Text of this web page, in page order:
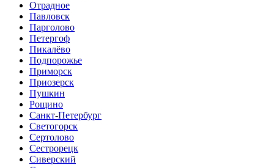
Отрадное
Павловск
Парголово
Петергоф
Пикалёво
Подпорожье
Приморск
Приозерск
Пушкин
Рощино
Санкт-Петербург
Светогорск
Сертолово
Сестрорецк
Сиверский